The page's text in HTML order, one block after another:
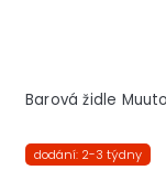
Barová židle
dodání: 2-3 týdny